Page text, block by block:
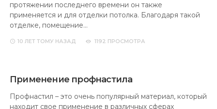
протяжении последнего времени он также
применяется и для отделки потолка. Благодаря такой
отделке, помещение…
10 ЛЕТ ТОМУ НАЗАД 1192 ПРОСМОТРА
Применение профнастила
Профнастил – это очень популярный материал, который
находит свое применение в различных сферах